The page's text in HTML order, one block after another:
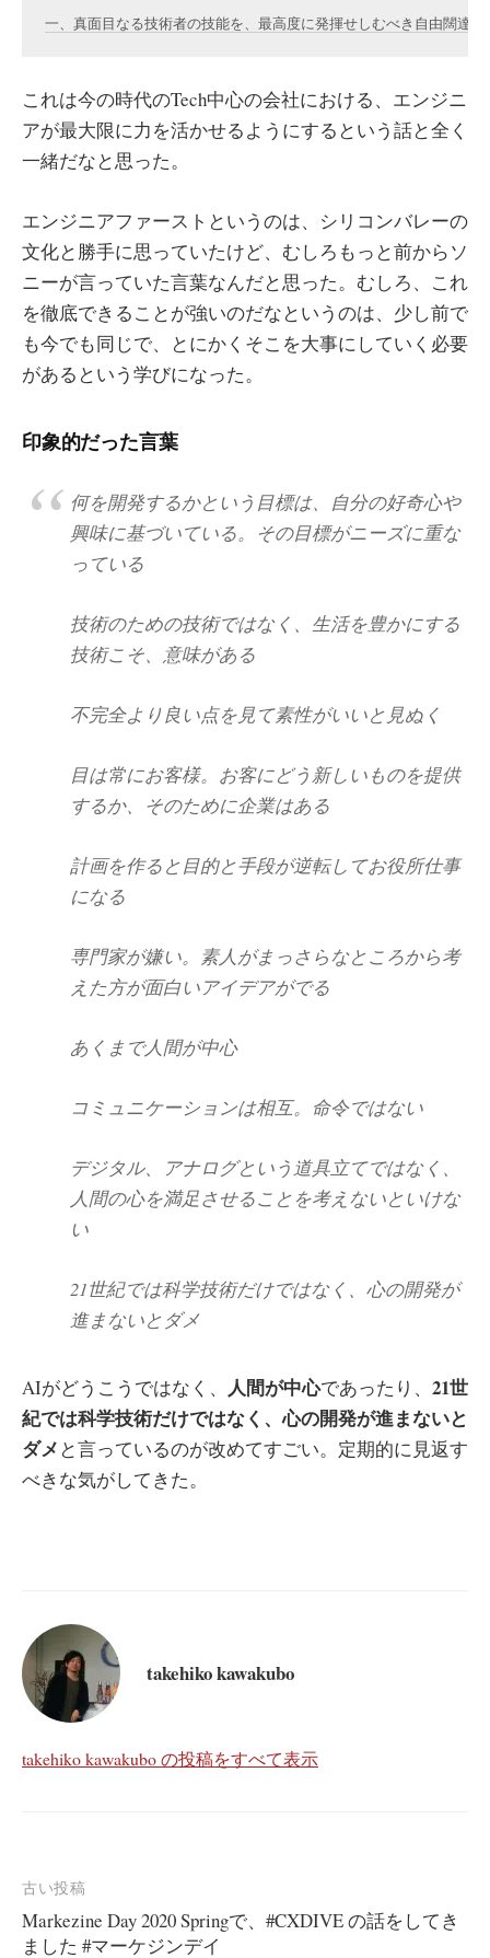
これは今の時代のTech中心の会社における、エンジニ
アが最大限に力を活かせるようにするという話と全く
一緒だなと思った。
エンジニアファーストというのは、シリコンバレーの
文化と勝手に思っていたけど、むしろもっと前からソ
ニーが言っていた言葉なんだと思った。むしろ、これ
を徹底できることが強いのだなというのは、少し前で
も今でも同じで、とにかくそこを大事にしていく必要
があるという学びになった。
印象的だった言葉
何を開発するかという目標は、自分の好奇心や
興味に基づいている。その目標がニーズに重な
っている
技術のための技術ではなく、生活を豊かにする
技術こそ、意味がある
不完全より良い点を見て素性がいいと見ぬく
目は常にお客様。お客にどう新しいものを提供
するか、そのために企業はある
計画を作ると目的と手段が逆転してお役所仕事
になる
専門家が嫌い。素人がまっさらなところから考
えた方が面白いアイデアがでる
あくまで人間が中心
コミュニケーションは相互。命令ではない
デジタル、アナログという道具立てではなく、
人間の心を満足させることを考えないといけな
い
21世紀では科学技術だけではなく、心の開発が
進まないとダメ
AIがどうこうではなく、 人間が中心であったり、 21世
紀では科学技術だけではなく、心の開発が進まないと
ダメ と言っているのが改めてすごい。定期的に見返す
べきな気がしてきた。
takehiko kawakubo
takehiko kawakubo の投稿をすべて表示
投
稿
ナ
古い投稿
Markezine Day 2020 Springで、#CXDIVE の話をしてき
ました #マーケジンデイ